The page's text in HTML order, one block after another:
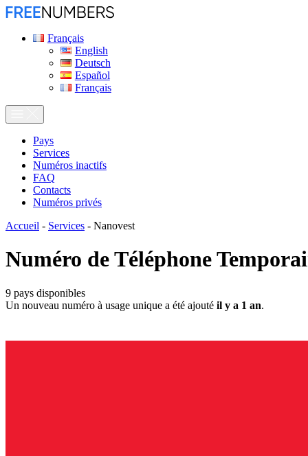
Français
English
Deutsch
Español
Français
Pays
Services
Numéros inactifs
FAQ
Contacts
Numéros privés
Accueil - Services - Nanovest
Numéro de Téléphone
9 pays disponibles
Un nouveau numéro à usage unique a été ajouté il y a 1 an.